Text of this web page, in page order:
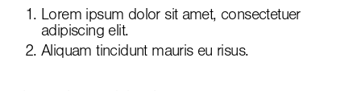
Lorem ipsum dolor sit amet, consectetuer
adipiscing elit.
Aliquam tincidunt mauris eu risus.